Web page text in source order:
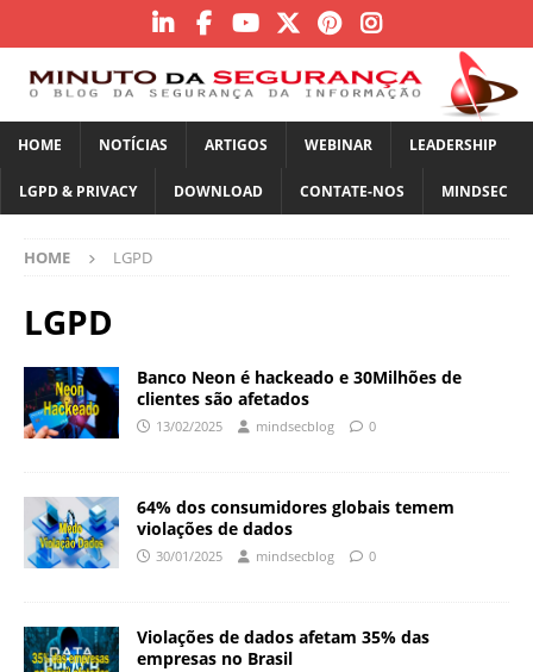
HOME NOTÍCIAS ARTIGOS WEBINAR LEADERSHIP
LGPD & PRIVACY DOWNLOAD CONTATE-NOS MINDSEC
HOME LGPD
LGPD
Banco Neon é hackeado e 30Milhões de
clientes são afetados
13/02/2025 mindsecblog 0
64% dos consumidores globais temem
violações de dados
30/01/2025 mindsecblog 0
Violações de dados afetam 35% das
empresas no Brasil